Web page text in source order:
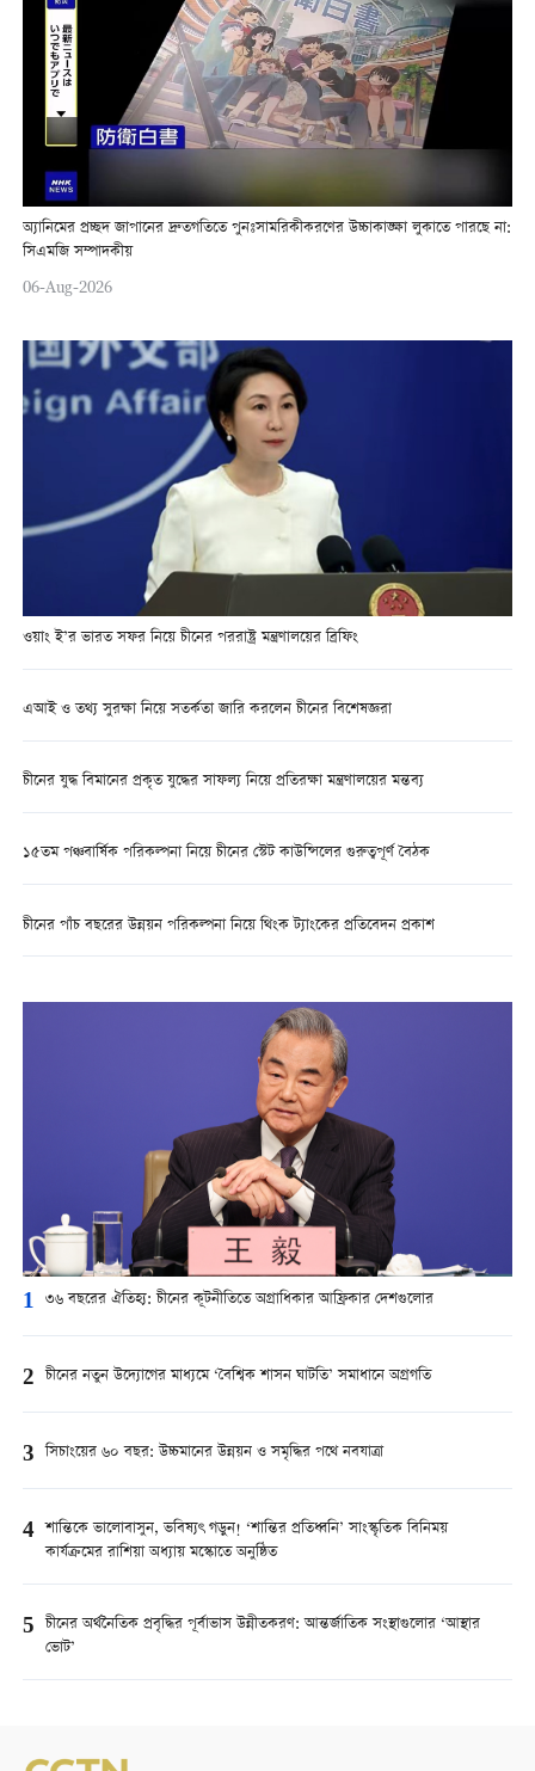
অ্যানিমের প্রচ্ছদ জাপানের দ্রুতগতিতে পুনঃসামরিকীকরণের উচ্চাকাঙ্ক্ষা লুকাতে পারছে না:
সিএমজি সম্পাদকীয়
06-Aug-2026
ওয়াং ই’র ভারত সফর নিয়ে চীনের পররাষ্ট্র মন্ত্রণালয়ের ব্রিফিং
এআই ও তথ্য সুরক্ষা নিয়ে সতর্কতা জারি করলেন চীনের বিশেষজ্ঞরা
চীনের যুদ্ধ বিমানের প্রকৃত যুদ্ধের সাফল্য নিয়ে প্রতিরক্ষা মন্ত্রণালয়ের মন্তব্য
১৫তম পঞ্চবার্ষিক পরিকল্পনা নিয়ে চীনের স্টেট কাউন্সিলের গুরুত্বপূর্ণ বৈঠক
চীনের পাঁচ বছরের উন্নয়ন পরিকল্পনা নিয়ে থিংক ট্যাংকের প্রতিবেদন প্রকাশ
1 ৩৬ বছরের ঐতিহ্য: চীনের কূটনীতিতে অগ্রাধিকার আফ্রিকার দেশগুলোর
2 চীনের নতুন উদ্যোগের মাধ্যমে ‘বৈশ্বিক শাসন ঘাটতি’ সমাধানে অগ্রগতি
3 সিচাংয়ের ৬০ বছর: উচ্চমানের উন্নয়ন ও সমৃদ্ধির পথে নবযাত্রা
4 শান্তিকে ভালোবাসুন, ভবিষ্যৎ গড়ুন! ‘শান্তির প্রতিধ্বনি’ সাংস্কৃতিক বিনিময়
কার্যক্রমের রাশিয়া অধ্যায় মস্কোতে অনুষ্ঠিত
5 চীনের অর্থনৈতিক প্রবৃদ্ধির পূর্বাভাস উন্নীতকরণ: আন্তর্জাতিক সংস্থাগুলোর ‘আস্থার
ভোট’